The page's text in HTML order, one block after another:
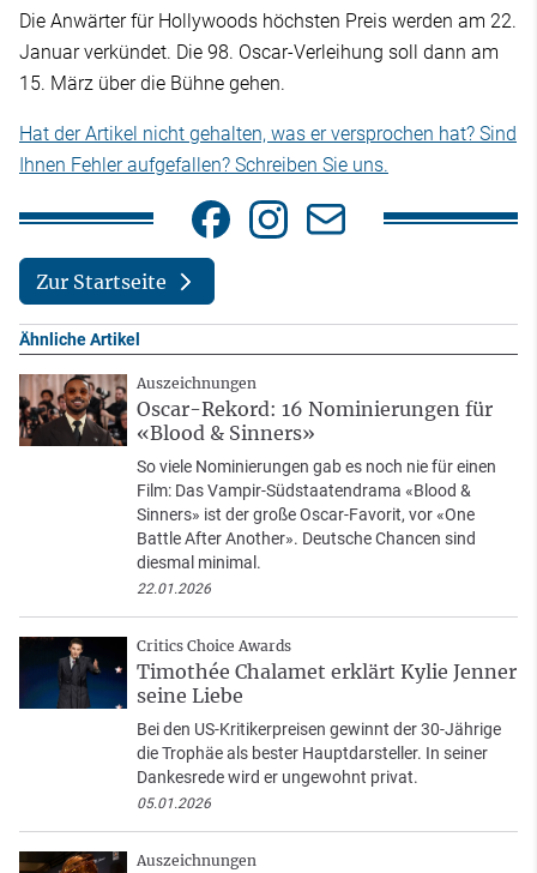
Die Anwärter für Hollywoods höchsten Preis werden am 22.
Januar verkündet. Die 98. Oscar-Verleihung soll dann am
15. März über die Bühne gehen.
Hat der Artikel nicht gehalten, was er versprochen hat? Sind
Ihnen Fehler aufgefallen? Schreiben Sie uns.
Zur Startseite
Ähnliche Artikel
Auszeichnungen
Oscar-Rekord: 16 Nominierungen für
«Blood & Sinners»
So viele Nominierungen gab es noch nie für einen
Film: Das Vampir-Südstaatendrama «Blood &
Sinners» ist der große Oscar-Favorit, vor «One
Battle After Another». Deutsche Chancen sind
diesmal minimal.
22.01.2026
Critics Choice Awards
Timothée Chalamet erklärt Kylie Jenner
seine Liebe
Bei den US-Kritikerpreisen gewinnt der 30-Jährige
die Trophäe als bester Hauptdarsteller. In seiner
Dankesrede wird er ungewohnt privat.
05.01.2026
Auszeichnungen